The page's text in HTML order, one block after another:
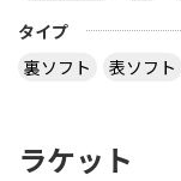
タイプ
裏ソフト
表ソフト
ラケット